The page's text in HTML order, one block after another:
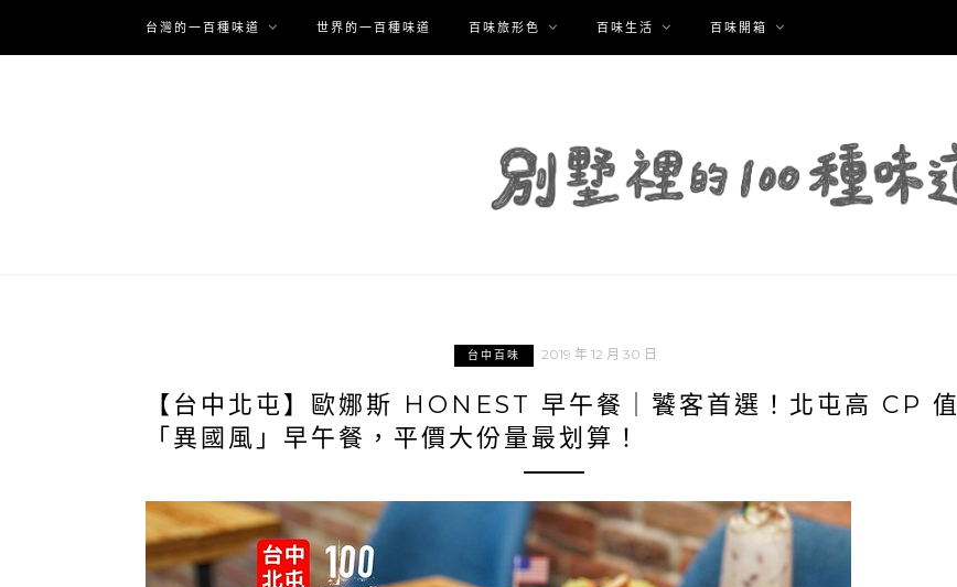
台灣的一百種味道 世界的一百種味道 百味旅形色 百味生活 百味開箱
台中百味 2019 年 12 月 30 日
【台中北屯】歐娜斯 HONEST 早午餐｜饕客首選！北屯高 CP 值
「異國風」早午餐，平價大份量最划算！